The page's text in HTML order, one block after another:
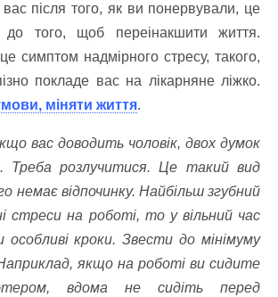
вас після того, як ви понервували, це
до того, щоб переінакшити життя.
симптом надмірного стресу, такого,
покладе вас на лікарняне ліжко.
міняти життя.
вас доводить чоловік, двох думок
розлучитися. Це такий вид
немає відпочинку. Найбільш згубний
стреси на роботі, то у вільний час
кроки. Звести до мінімуму
якщо на роботі ви сидите
вдома не сидіть перед